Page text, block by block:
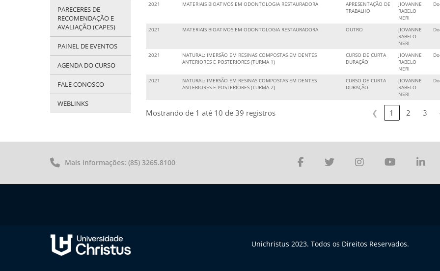
PARECERES DE
RECOMENDAÇÃO E
AVALIAÇÃO (CAPES)
PAINEL DE EVENTOS
AGENDA DO CURSO
FALE CONOSCO
WEBLINKS
2021 MATERIAIS BIOATIVOS EM ODONTOLOGIA RESTAURADORA
APRESENTAÇÃO DE
TRABALHO
JIOVANNE
RABELO
NERI
2021 MATERIAIS BIOATIVOS EM ODONTOLOGIA RESTAURADORA OUTRO
JIOVANNE
RABELO
NERI
2021
NATURAL: IMERSÃO EM RESINAS COMPOSTAS EM DENTES
ANTERIORES E POSTERIORES (TURMA 1)
CURSO DE CURTA
DURAÇÃO
JIOVANNE
RABELO
NERI
2021
NATURAL: IMERSÃO EM RESINAS COMPOSTAS EM DENTES
ANTERIORES E POSTERIORES (TURMA 2)
CURSO DE CURTA
DURAÇÃO
JIOVANNE
RABELO
NERI
Mostrando de 1 até 10 de 39 registros ❮ 1 2 3
Mais informações: (85) 3265.8100
Unichristus 2023. Todos os Direitos Reservados.